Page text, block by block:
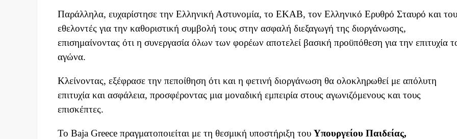
Παράλληλα, ευχαρίστησε την Ελληνική Αστυνομία, το ΕΚΑΒ, τον Ελληνικό Ερυθρό Σταυρό και
εθελοντές για την καθοριστική συμβολή τους στην ασφαλή διεξαγωγή της διοργάνωσης,
επισημαίνοντας ότι η συνεργασία όλων των φορέων αποτελεί βασική προϋπόθεση για την επιτυχία
αγώνα.
Κλείνοντας, εξέφρασε την πεποίθηση ότι και η φετινή διοργάνωση θα ολοκληρωθεί με απόλυτη
επιτυχία και ασφάλεια, προσφέροντας μια μοναδική εμπειρία στους αγωνιζόμενους και τους
επισκέπτες.
Το Baja Greece πραγματοποιείται με τη θεσμική υποστήριξη του Υπουργείου Παιδείας,